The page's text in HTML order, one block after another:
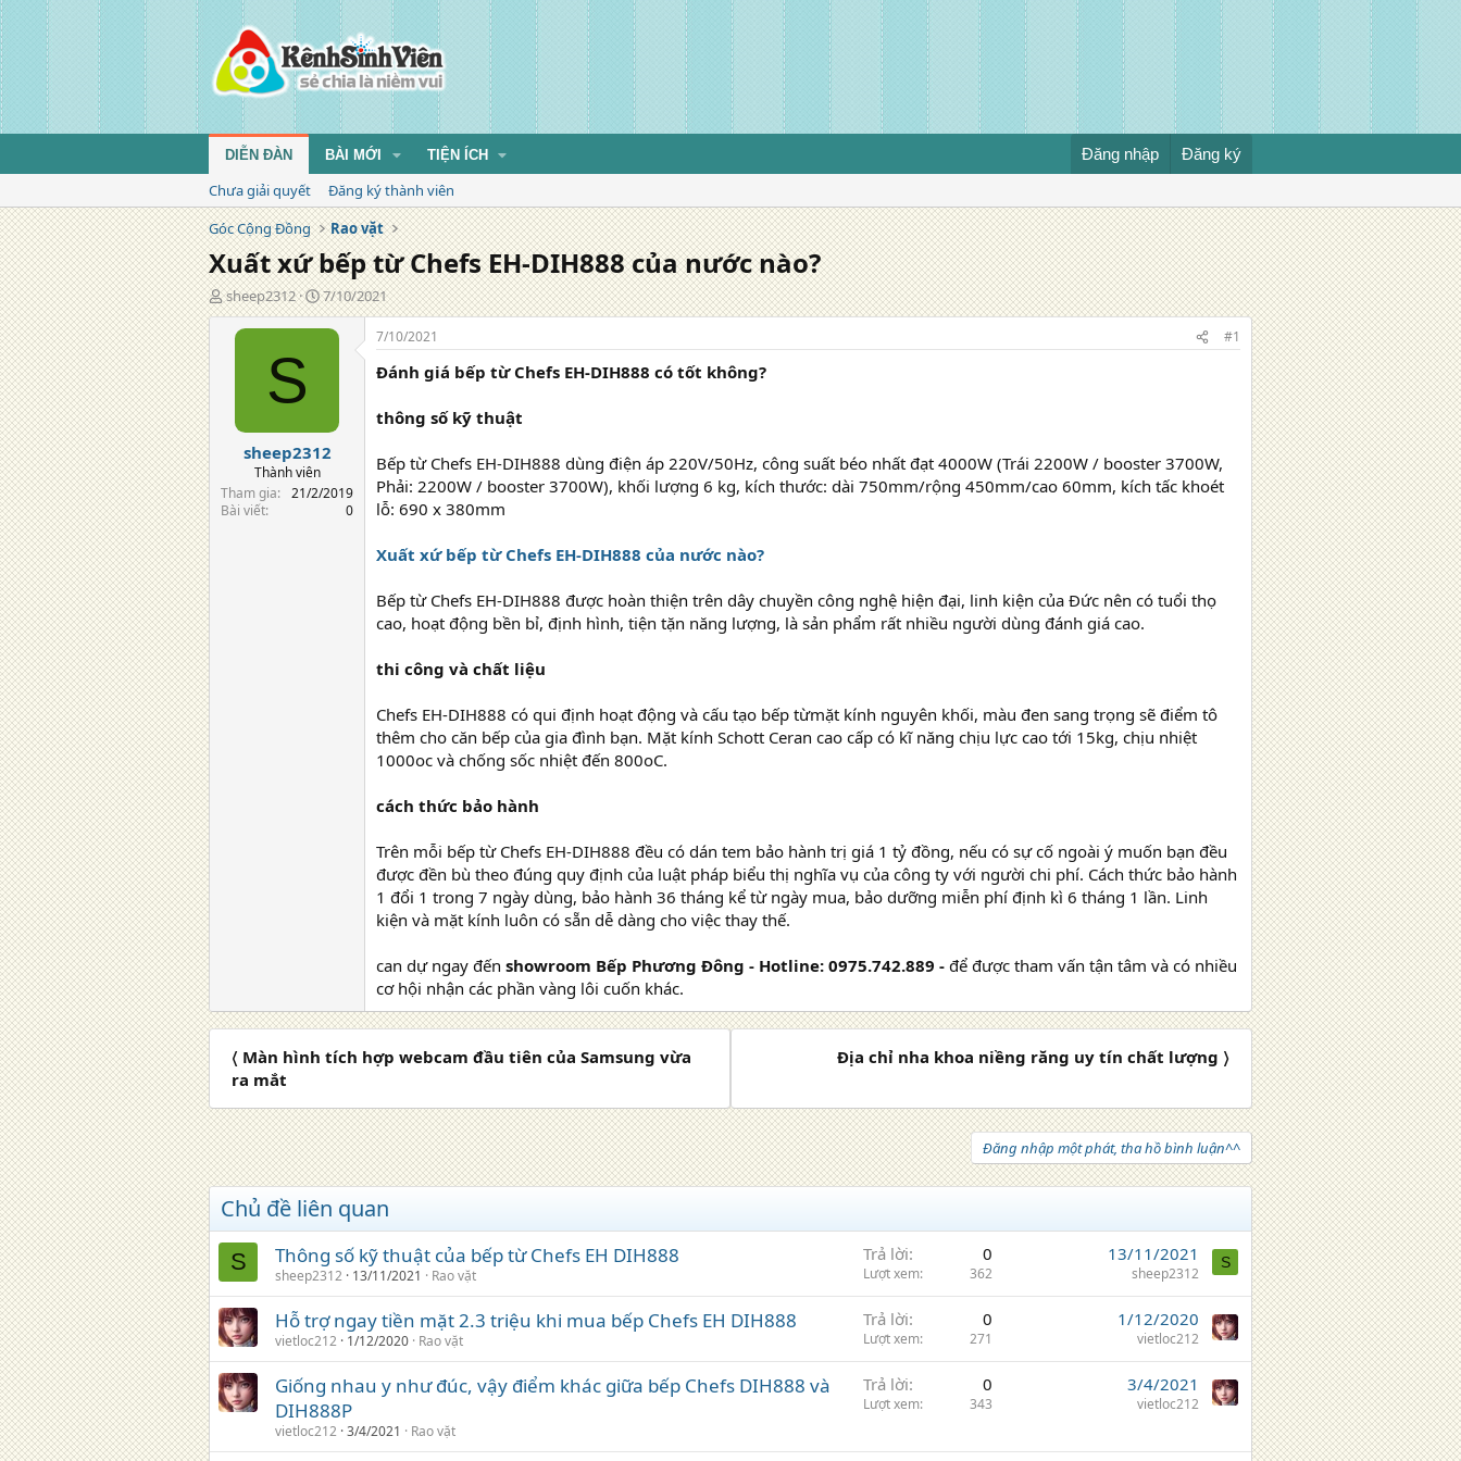
DIỄN ĐÀN BÀI MỚI TIỆN ÍCH Đăng nhập Đăng ký
Chưa giải quyết
Đăng ký thành viên
Góc Cộng Đồng
Rao vặt
Xuất xứ bếp từ Chefs EH-DIH888 của nước nào?
T
á
sheep2312
N
g
à
g
7/10/2021
S
sheep2312
Thành viên
Tham gia
21/2/2019
Bài viết
0
7/10/2021 #1
Đánh giá bếp từ Chefs EH-DIH888 có tốt không?
thông số kỹ thuật
Bếp từ Chefs EH-DIH888 dùng điện áp 220V/50Hz, công suất béo nhất đạt 4000W (Trái 2200W / booster 3700W,
Phải: 2200W / booster 3700W), khối lượng 6 kg, kích thước: dài 750mm/rộng 450mm/cao 60mm, kích tấc khoét
lỗ: 690 x 380mm
Xuất xứ bếp từ Chefs EH-DIH888 của nước nào?
Bếp từ Chefs EH-DIH888 được hoàn thiện trên dây chuyền công nghệ hiện đại, linh kiện của Đức nên có tuổi thọ
cao, hoạt động bền bỉ, định hình, tiện tặn năng lượng, là sản phẩm rất nhiều người dùng đánh giá cao.
thi công và chất liệu
Chefs EH-DIH888 có qui định hoạt động và cấu tạo bếp từmặt kính nguyên khối, màu đen sang trọng sẽ điểm tô
thêm cho căn bếp của gia đình bạn. Mặt kính Schott Ceran cao cấp có kĩ năng chịu lực cao tới 15kg, chịu nhiệt
1000oc và chống sốc nhiệt đến 800oC.
cách thức bảo hành
Trên mỗi bếp từ Chefs EH-DIH888 đều có dán tem bảo hành trị giá 1 tỷ đồng, nếu có sự cố ngoài ý muốn bạn đều
được đền bù theo đúng quy định của luật pháp biểu thị nghĩa vụ của công ty với người chi phí. Cách thức bảo hành
1 đổi 1 trong 7 ngày dùng, bảo hành 36 tháng kể từ ngày mua, bảo dưỡng miễn phí định kì 6 tháng 1 lần. Linh
kiện và mặt kính luôn có sẵn dễ dàng cho việc thay thế.
can dự ngay đến showroom Bếp Phương Đông - Hotline: 0975.742.889 - để được tham vấn tận tâm và có nhiều
cơ hội nhận các phần vàng lôi cuốn khác.
〈 Màn hình tích hợp webcam đầu tiên của Samsung vừa
ra mắt
Địa chỉ nha khoa niềng răng uy tín chất lượng 〉
Đăng nhập một phát, tha hồ bình luận^^
Chủ đề liên quan
S Thông số kỹ thuật của bếp từ Chefs EH DIH888
sheep2312 13/11/2021 Rao vặt
Trả lời 0
Lượt xem 362
13/11/2021
sheep2312
S
Hỗ trợ ngay tiền mặt 2.3 triệu khi mua bếp Chefs EH DIH888
vietloc212 1/12/2020 Rao vặt
Trả lời 0
Lượt xem 271
1/12/2020
vietloc212
Giống nhau y như đúc, vậy điểm khác giữa bếp Chefs DIH888 và
DIH888P
vietloc212 3/4/2021 Rao vặt
Trả lời 0
Lượt xem 343
3/4/2021
vietloc212